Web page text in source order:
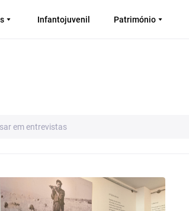
Infantojuvenil Património